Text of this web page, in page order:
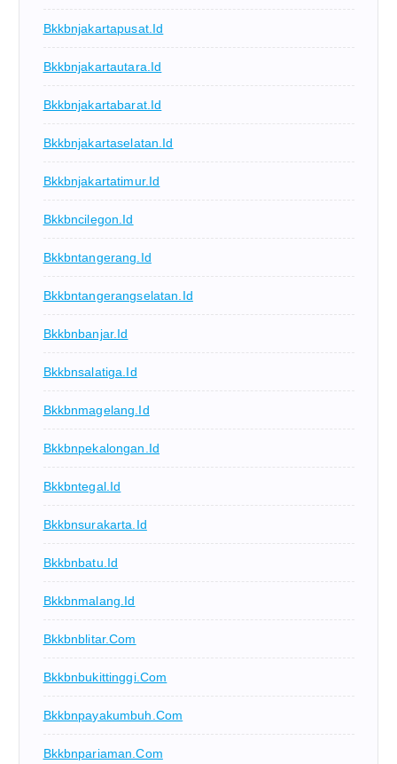
Bkkbnjakartapusat.id
Bkkbnjakartautara.id
Bkkbnjakartabarat.id
Bkkbnjakartaselatan.id
Bkkbnjakartatimur.id
Bkkbncilegon.id
Bkkbntangerang.id
Bkkbntangerangselatan.id
Bkkbnbanjar.id
Bkkbnsalatiga.id
Bkkbnmagelang.id
Bkkbnpekalongan.id
Bkkbntegal.id
Bkkbnsurakarta.id
Bkkbnbatu.id
Bkkbnmalang.id
Bkkbnblitar.com
Bkkbnbukittinggi.com
Bkkbnpayakumbuh.com
Bkkbnpariaman.com